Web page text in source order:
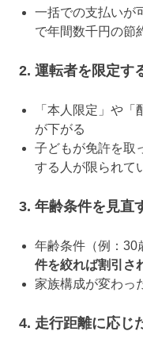
一括での支払いが
で年間数千円の節
2. 運転者を限定す
「本人限定」や
が下がる
子どもが免許を取
する人が限られて
3. 年齢条件を見直
年齢条件（例：30
件を絞れば割引さ
家族構成が変わっ
4. 走行距離に応じ